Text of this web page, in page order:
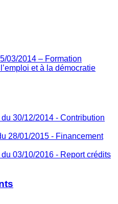
03/2014 – Formation
et à la démocratie
30/12/2014 - Contribution
28/01/2015 - Financement
03/10/2016 - Report crédits